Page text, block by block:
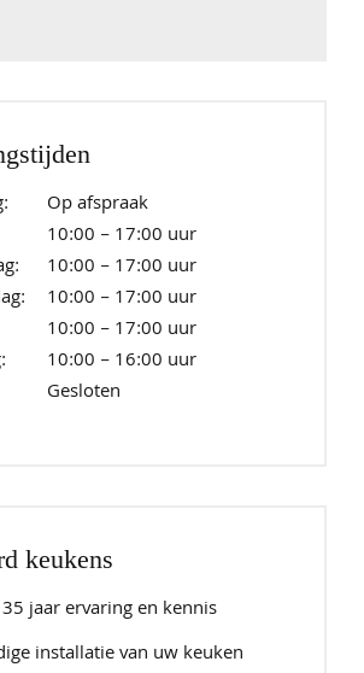
Op afspraak
10:00 – 17:00 uur
10:00 – 17:00 uur
10:00 – 17:00 uur
10:00 – 17:00 uur
10:00 – 16:00 uur
Gesloten
keukens
jaar ervaring en kennis
installatie van uw keuken